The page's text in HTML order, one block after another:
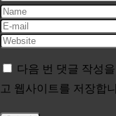
다음 번 댓글 작성
고 웹사이트를 저장합